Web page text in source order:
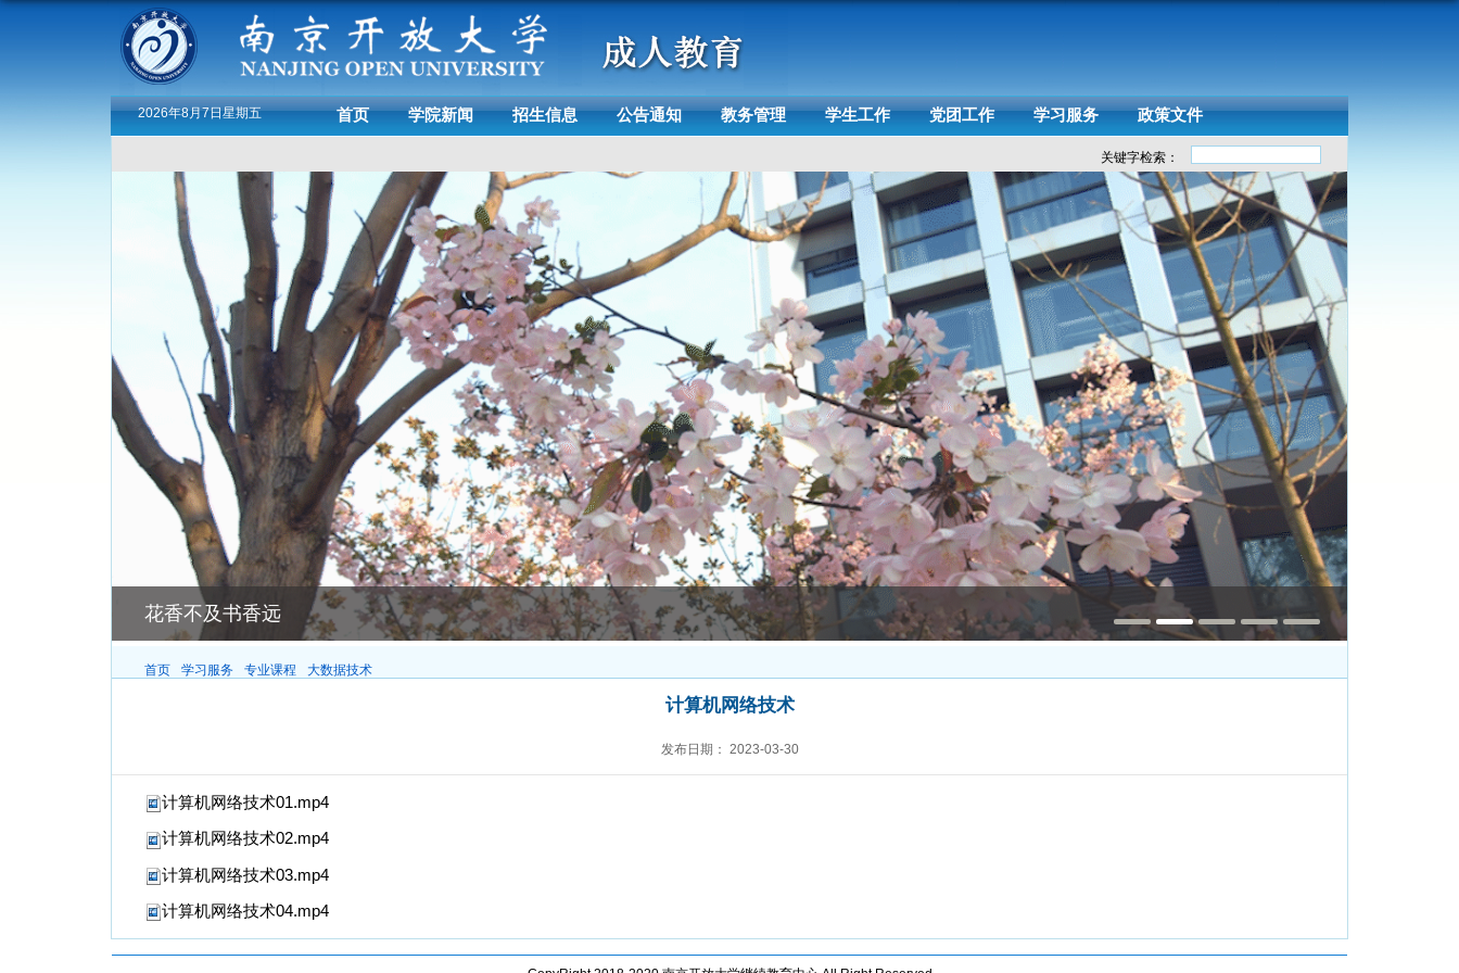
2026年8月7日星期五 首页 学院新闻 招生信息 公告通知 教务管理 学生工作 党团工作 学习服务 政策文件
关键字检索：
花香不及书香远
首页 学习服务 专业课程 大数据技术
计算机网络技术
发布日期： 2023-03-30
计算机网络技术01.mp4
计算机网络技术02.mp4
计算机网络技术03.mp4
计算机网络技术04.mp4